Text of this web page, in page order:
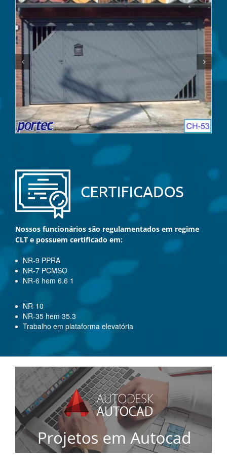
Nossos funcionários são regulamentados em regime
CLT e possuem certificado em:
NR-9 PPRA
NR-7 PCMSO
NR-6 hem 6.6 1
NR-10
NR-35 hem 35.3
Trabalho em plataforma elevatória